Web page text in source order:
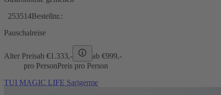
253514Bestellnr.:
Pauschalreise
Alter Preisab €1.333,- ab €999,-
pro PersonPreis pro Person
TUI MAGIC LIFE Sarigerme